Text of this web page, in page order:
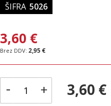
ŠIFRA 5026
3,60 €
2,95 €
- + 3,60 €